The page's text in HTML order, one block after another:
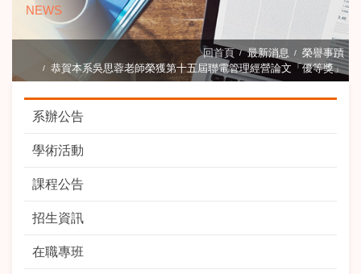
NEWS
回首頁 最新消息
榮譽事蹟
恭賀本系吳思蓉老師榮獲第十五屆聯電管理經營論文「優等獎」
系辦公告
學術活動
課程公告
招生資訊
在職專班